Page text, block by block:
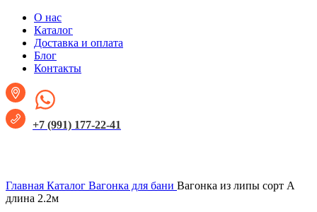
О нас
Каталог
Доставка и оплата
Блог
Контакты
+7 (991) 177-22-41
Главная Каталог Вагонка для бани Вагонка из липы сорт А
длина 2.2м